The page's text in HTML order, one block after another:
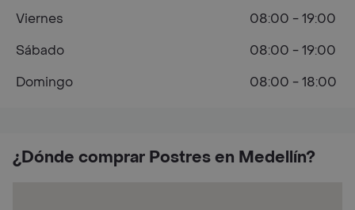
¿Dónde comprar Postres en Medellín?
Viernes
08:00 - 19:00
Sábado
08:00 - 19:00
Domingo
08:00 - 18:00